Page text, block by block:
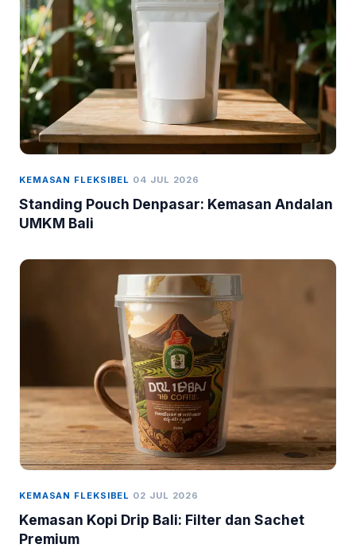
KEMASAN FLEKSIBEL 04 JUL 2026
Standing Pouch Denpasar: Kemasan Andalan
UMKM Bali
KEMASAN FLEKSIBEL 02 JUL 2026
Kemasan Kopi Drip Bali: Filter dan Sachet
Premium